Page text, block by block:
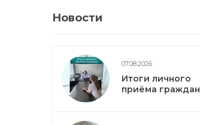
Новости
07.08.2026
Итоги личного
приёма граждан